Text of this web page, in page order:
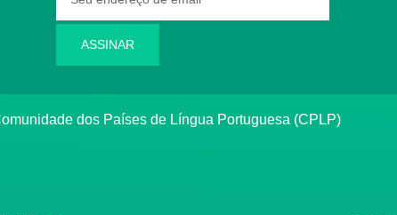
ASSINAR
dos Países de Língua Portuguesa (CPLP)